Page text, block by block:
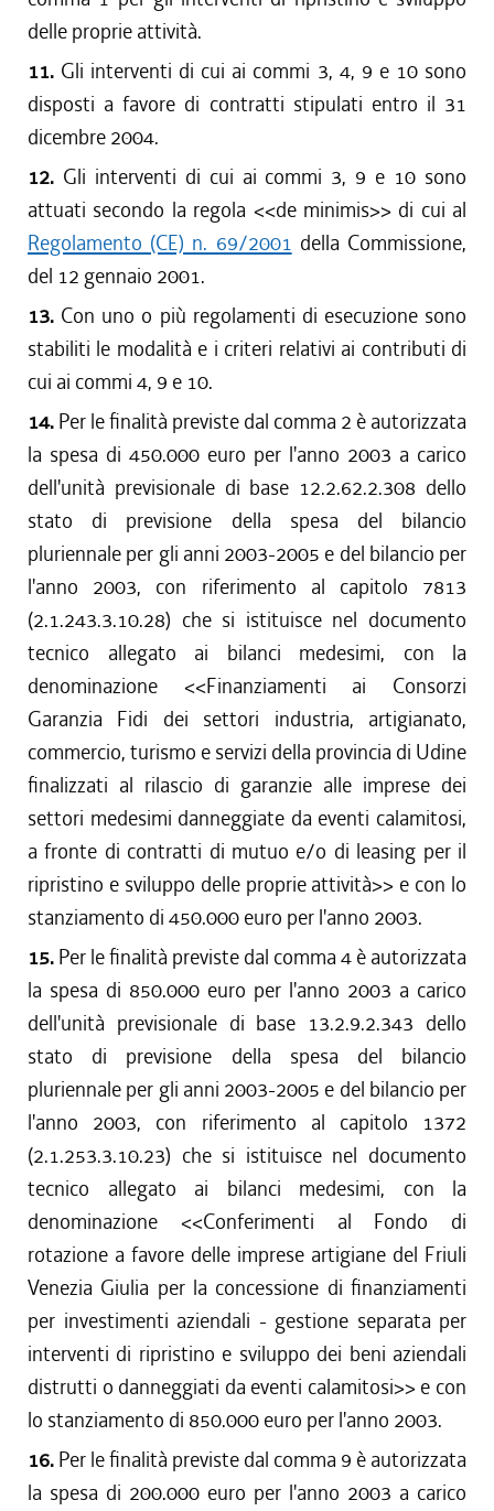
delle proprie attività.
11. Gli interventi di cui ai commi 3, 4, 9 e 10 sono
disposti a favore di contratti stipulati entro il 31
dicembre 2004.
12. Gli interventi di cui ai commi 3, 9 e 10 sono
attuati secondo la regola <<de minimis>> di cui al
Regolamento (CE) n. 69/2001 della Commissione,
del 12 gennaio 2001.
13. Con uno o più regolamenti di esecuzione sono
stabiliti le modalità e i criteri relativi ai contributi di
cui ai commi 4, 9 e 10.
14. Per le finalità previste dal comma 2 è autorizzata
la spesa di 450.000 euro per l'anno 2003 a carico
dell'unità previsionale di base 12.2.62.2.308 dello
stato di previsione della spesa del bilancio
pluriennale per gli anni 2003-2005 e del bilancio per
l'anno 2003, con riferimento al capitolo 7813
(2.1.243.3.10.28) che si istituisce nel documento
tecnico allegato ai bilanci medesimi, con la
denominazione <<Finanziamenti ai Consorzi
Garanzia Fidi dei settori industria, artigianato,
commercio, turismo e servizi della provincia di Udine
finalizzati al rilascio di garanzie alle imprese dei
settori medesimi danneggiate da eventi calamitosi,
a fronte di contratti di mutuo e/o di leasing per il
ripristino e sviluppo delle proprie attività>> e con lo
stanziamento di 450.000 euro per l'anno 2003.
15. Per le finalità previste dal comma 4 è autorizzata
la spesa di 850.000 euro per l'anno 2003 a carico
dell'unità previsionale di base 13.2.9.2.343 dello
stato di previsione della spesa del bilancio
pluriennale per gli anni 2003-2005 e del bilancio per
l'anno 2003, con riferimento al capitolo 1372
(2.1.253.3.10.23) che si istituisce nel documento
tecnico allegato ai bilanci medesimi, con la
denominazione <<Conferimenti al Fondo di
rotazione a favore delle imprese artigiane del Friuli
Venezia Giulia per la concessione di finanziamenti
per investimenti aziendali - gestione separata per
interventi di ripristino e sviluppo dei beni aziendali
distrutti o danneggiati da eventi calamitosi>> e con
lo stanziamento di 850.000 euro per l'anno 2003.
16. Per le finalità previste dal comma 9 è autorizzata
la spesa di 200.000 euro per l'anno 2003 a carico